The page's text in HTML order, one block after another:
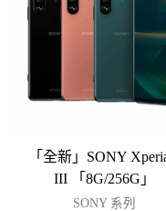
「全新」SONY
III 「8G/256G」
SONY 系列